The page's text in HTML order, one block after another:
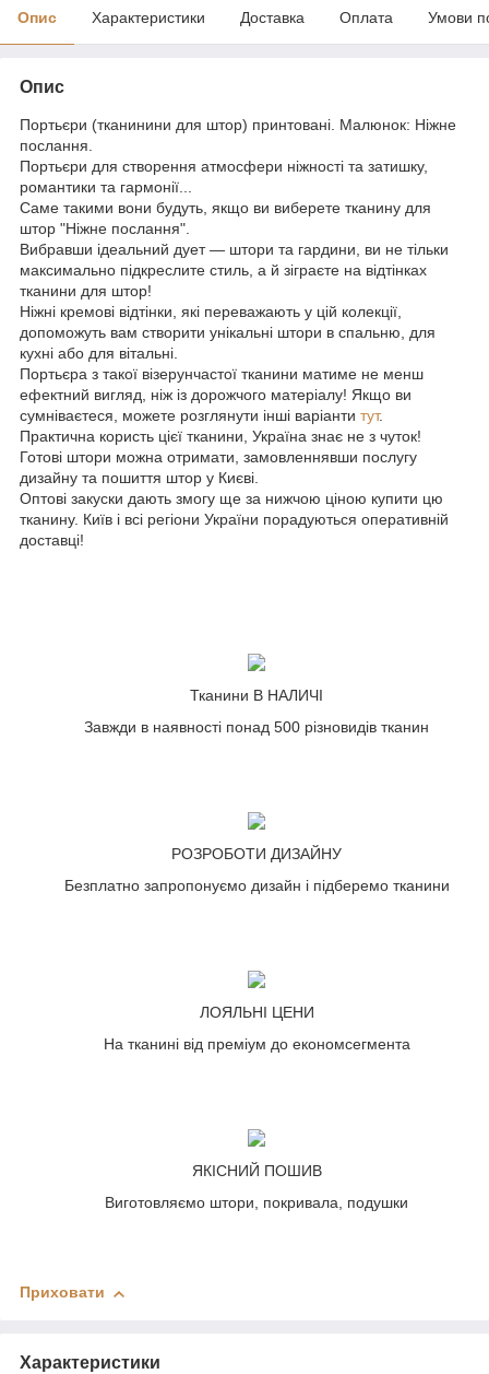
Опис Характеристики Доставка Оплата Умови
Опис
Портьєри (тканинини для штор) принтовані. Малюнок: Ніжне
послання.
Портьєри для створення атмосфери ніжності та затишку,
романтики та гармонії...
Саме такими вони будуть, якщо ви виберете тканину для
штор "Ніжне послання".
Вибравши ідеальний дует — штори та гардини, ви не тільки
максимально підкреслите стиль, а й зіграєте на відтінках
тканини для штор!
Ніжні кремові відтінки, які переважають у цій колекції,
допоможуть вам створити унікальні штори в спальню, для
кухні або для вітальні.
Портьєра з такої візерунчастої тканини матиме не менш
ефектний вигляд, ніж із дорожчого матеріалу! Якщо ви
сумніваєтеся, можете розглянути інші варіанти тут.
Практична користь цієї тканини, Україна знає не з чуток!
Готові штори можна отримати, замовленнявши послугу
дизайну та пошиття штор у Києві.
Оптові закуски дають змогу ще за нижчою ціною купити цю
тканину. Київ і всі регіони України порадуються оперативній
доставці!
Тканини В НАЛИЧІ
Завжди в наявності понад 500 різновидів тканин
РОЗРОБОТИ ДИЗАЙНУ
Безплатно запропонуємо дизайн і підберемо тканини
ЛОЯЛЬНІ ЦЕНИ
На тканині від преміум до економсегмента
ЯКІСНИЙ ПОШИВ
Виготовляємо штори, покривала, подушки
Приховати
Характеристики